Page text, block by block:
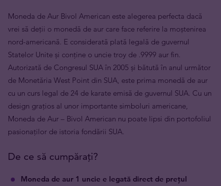
Moneda de Aur Bivol American este alegerea perfecta dacă
vrei să deții o monedă de aur care face referire la moștenirea
nord-americană. E considerată plată legală de guvernul
Statelor Unite și conține o uncie troy de .9999 aur fin.
Autorizată de Congresul SUA în 2005 și bătută în anul următor
de Monetăria West Point din SUA, este prima monedă de aur
cu un curs legal de 24 de karate emisă de guvernul SUA. Cu un
design grațios al unor importante simboluri americane,
Moneda de Aur – Bivol American nu poate lipsi din portofoliul
pasionaților de istoria fondării SUA.
De ce să cumpărați?
Moneda de aur 1 uncie e legată direct de prețul